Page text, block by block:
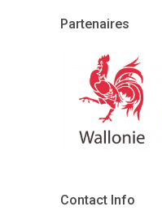
Partenaires
Contact Info